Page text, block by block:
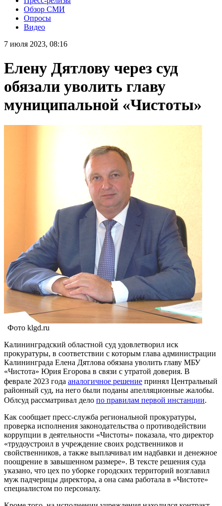
Обзор СМИ
Опросы
Видео
7 июля 2023, 08:16
Елену Дятлову через суд
обязали уволить главу
муниципальной «Чистоты»
Фото klgd.ru
Калининградский областной суд удовлетворил иск
прокуратуры, в соответствии с которым глава администрации
Калининграда Елена Дятлова обязана уволить главу МБУ
«Чистота» Юрия Егорова в связи с утратой доверия. В
феврале 2023 года аналогичное решение принял Центральный
районный суд, на него были поданы апелляционные жалобы.
Облсуд рассматривал дело по правилам первой инстанции.
Как сообщает пресс-служба региональной прокуратуры,
проверка исполнения законодательства о противодействии
коррупции в деятельности «Чистоты» показала, что директор
«трудоустроил в учреждение своих родственников и
свойственников, а также выплачивал им надбавки и денежное
поощрение в завышенном размере». В тексте решения суда
указано, что цех по уборке городских территорий возглавил
муж падчерицы директора, а она сама работала в «Чистоте»
специалистом по персоналу.